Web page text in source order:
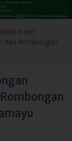
MAN Insan
dari Rombongan